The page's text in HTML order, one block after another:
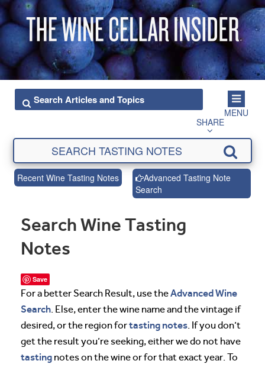
MENU
SHARE
Recent Wine Tasting Notes
Advanced Tasting Note
Search
Search Wine Tasting
Notes
Save
For a better Search Result, use theAdvanced Wine
Search. Else, enter the wine name and the vintage if
desired, or the region fortasting notes. If you don’t
get the result you’re seeking, either we do not have
tasting notes on the wine or for that exact year. To